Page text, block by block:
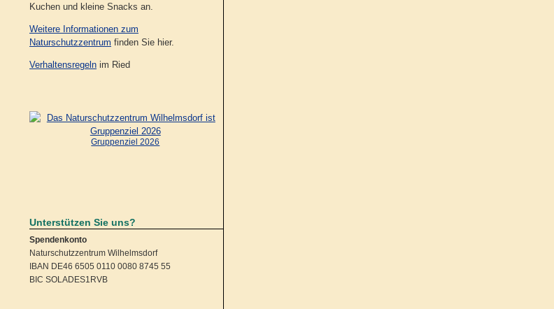
Kuchen und kleine Snacks an.
Weitere Informationen zum
Naturschutzzentrum finden Sie hier.
Verhaltensregeln im Ried
Gruppenziel 2026
Unterstützen Sie uns?
Spendenkonto
Naturschutzzentrum Wilhelmsdorf
IBAN DE46 6505 0110 0080 8745 55
BIC SOLADES1RVB